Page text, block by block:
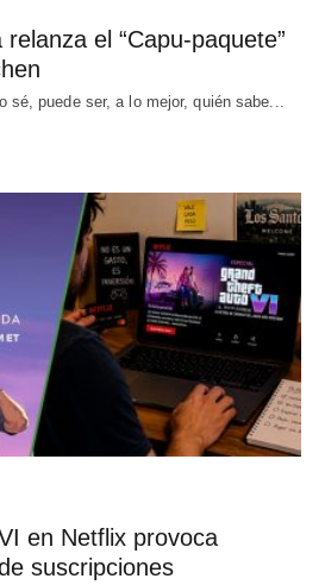
el “Capu-paquete”
sé, puede ser, a lo mejor, quién sabe...
en Netflix provoca
suscripciones